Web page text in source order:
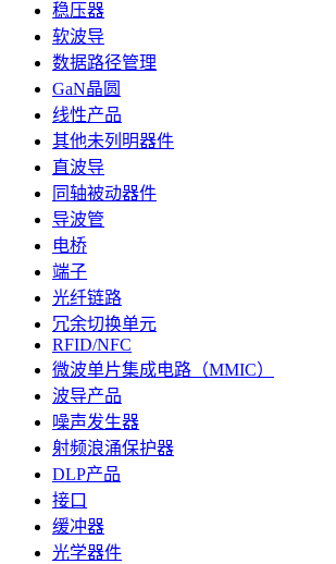
稳压器
软波导
数据路径管理
GaN晶圆
线性产品
其他未列明器件
直波导
同轴被动器件
导波管
电桥
端子
光纤链路
冗余切换单元
RFID/NFC
微波单片集成电路（MMIC）
波导产品
噪声发生器
射频浪涌保护器
DLP产品
接口
缓冲器
光学器件